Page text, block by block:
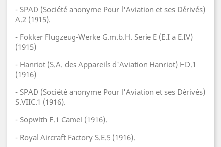
- SPAD (Société anonyme Pour l'Aviation et ses Dérivés)
A.2 (1915).
- Fokker Flugzeug-Werke G.m.b.H. Serie E (E.I a E.IV)
(1915).
- Hanriot (S.A. des Appareils d'Aviation Hanriot) HD.1
(1916).
- SPAD (Société anonyme Pour l'Aviation et ses Dérivés)
S.VIIC.1 (1916).
- Sopwith F.1 Camel (1916).
- Royal Aircraft Factory S.E.5 (1916).